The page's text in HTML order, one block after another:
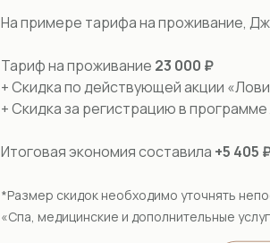
На примере тарифа на проживание,
Тариф на проживание 23 000 ₽
+ Скидка по действующей акции
+ Скидка за регистрацию в
Итоговая экономия составила +5 405
*Размер скидок необходимо уточнять
«Спа, медицинские и дополнительные